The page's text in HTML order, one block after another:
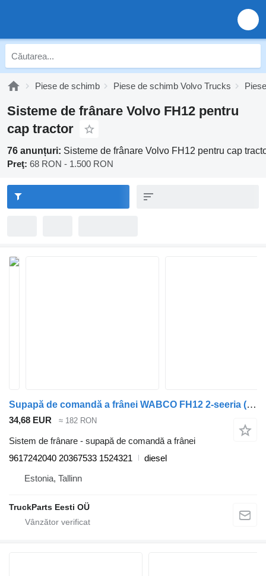
Piese de schimb Piese de schimb Volvo Trucks
Sisteme de frânare Volvo FH12 pentru
cap tractor
76 anunțuri: Sisteme de frânare Volvo FH12 pentru cap
Preţ: 68 RON - 1.500 RON
Supapă de comandă a frânei WABCO FH12 2-seeria (01.02-) 9617242040 pentru cap tractor Volvo FH12, FH16, NH12, FH, VNL780 (1993-2014)
34,68 EUR ≈ 182 RON
Sistem de frânare - supapă de comandă a frânei
9617242040 20367533 1524321
diesel
Estonia, Tallinn
TruckParts Eesti OÜ